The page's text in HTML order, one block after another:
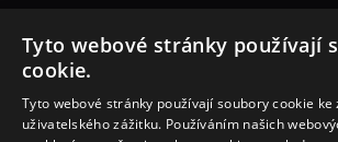
Certifikáty
Tyto webové stránky používají
cookie.
Tyto webové stránky používají soubory cookie ke
uživatelského zážitku. Používáním našich